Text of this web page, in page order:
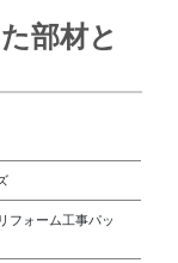
部材と
ォーム工事パッ